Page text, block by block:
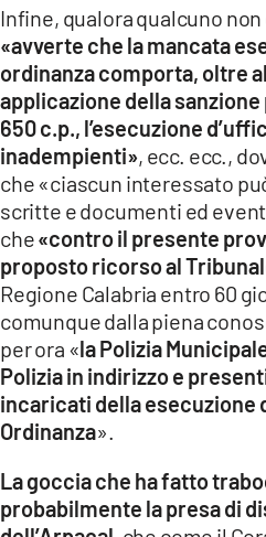
Infine, qualora qualcuno
«avverte che la mancata
ordinanza comporta, oltre
applicazione della
650 c.p., l’esecuzione
inadempienti», ecc. ecc.,
che «ciascun interessato
scritte e documenti ed
che«contro il presente
proposto ricorso al
Regione Calabria entro 60
comunque dalla piena
per ora «la Polizia
Polizia in indirizzo e
incaricati della esecuzione
Ordinanza».
La goccia che ha fatto
probabilmente la presa di